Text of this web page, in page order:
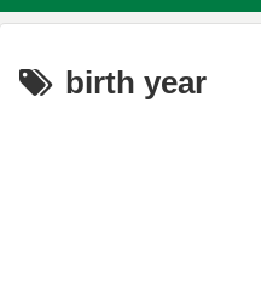
birth year